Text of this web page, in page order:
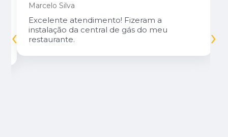
Marcelo Silva
Excelente atendimento! Fizeram a
instalação da central de gás do meu
restaurante.
‹ ›